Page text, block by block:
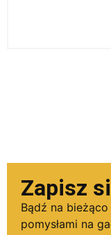
Zapisz
Bądź na
pomysłami na